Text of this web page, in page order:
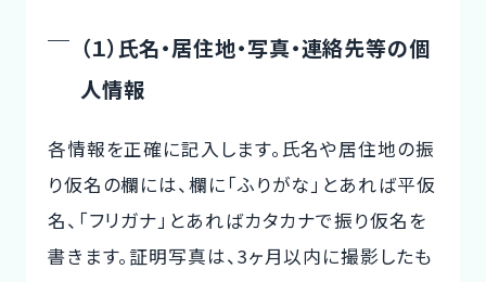
（１）氏名・居住地・写真・連絡先等の個
人情報
各情報を正確に記入します。氏名や居住地の振
り仮名の欄には、欄に「ふりがな」とあれば平仮
名、「フリガナ」とあればカタカナで振り仮名を
書きます。証明写真は、3ヶ月以内に撮影したも